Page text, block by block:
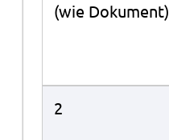
(wie Dokument)
2